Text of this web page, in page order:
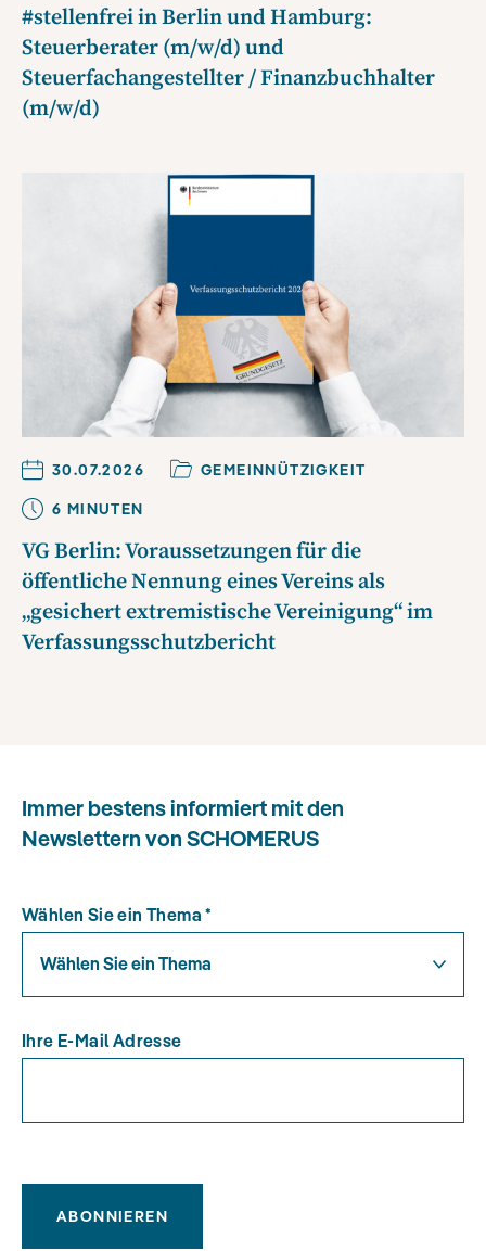
#stellenfrei in Berlin und Hamburg:
Steuerberater (m/w/d) und
Steuerfachangestellter / Finanzbuchhalter
(m/w/d)
30.07.2026
GEMEINNÜTZIGKEIT
6 MINUTEN
VG Berlin: Voraussetzungen für die
öffentliche Nennung eines Vereins als
„gesichert extremistische Vereinigung“ im
Verfassungsschutzbericht
Immer bestens informiert mit den
Newslettern von SCHOMERUS
Wählen Sie ein Thema *
Wählen Sie ein Thema
Ihre E-Mail Adresse
ABONNIEREN